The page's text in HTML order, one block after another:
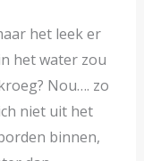
het leek er
het water zou
Nou…. zo
niet uit het
binnen,